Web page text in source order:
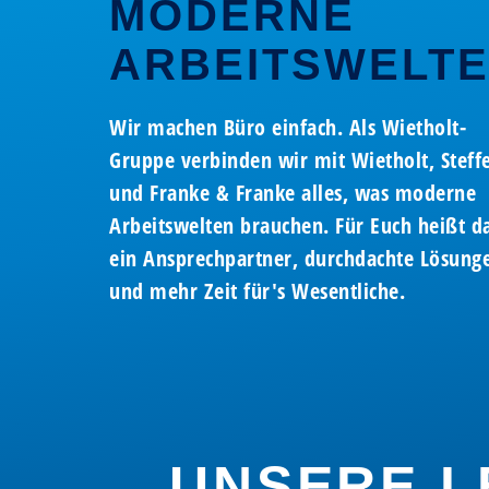
Wir freuen uns auf Ihren Anruf
(02863) 925-0
Wir freuen uns auf Ihren Anruf
(02863) 925-0
Wir freuen uns auf Ihren Anruf
(02863) 925-0
Wir freuen uns auf Ihren Anruf
(02863) 925-0
MODERNE
Wir machen Büro einfach. Als Wietholt-
Gruppe verbinden wir mit Wietholt,
und Franke & Franke alles, was moderne
Arbeitswelten brauchen. Für Euch heißt
ein Ansprechpartner, durchdachte
und mehr Zeit für's Wesentliche.